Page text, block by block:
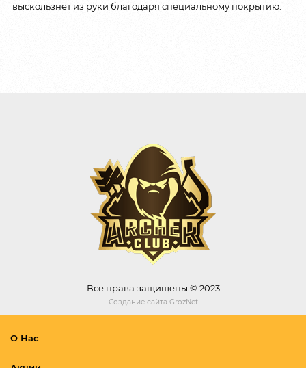
выскользнет из руки благодаря специальному покрытию.
Все права защищены © 2023
Создание сайта GrozNet
О Нас